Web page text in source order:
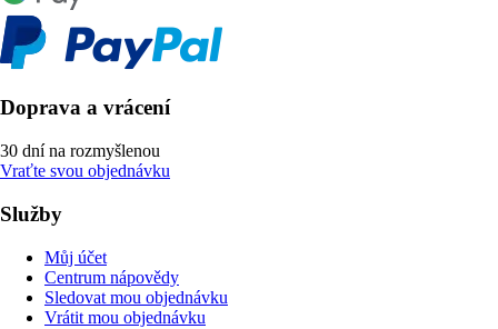
Doprava a vrácení
30 dní na rozmyšlenou
Vraťte svou objednávku
Služby
Můj účet
Centrum nápovědy
Sledovat mou objednávku
Vrátit mou objednávku